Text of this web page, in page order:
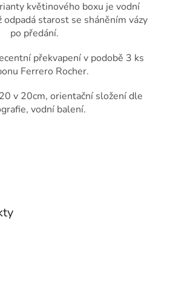
květinového boxu je vodní
odpadá starost se sháněním vázy
po předání.
překvapení v podobě 3 ks
Ferrero Rocher.
v 20cm, orientační složení dle
vodní balení.